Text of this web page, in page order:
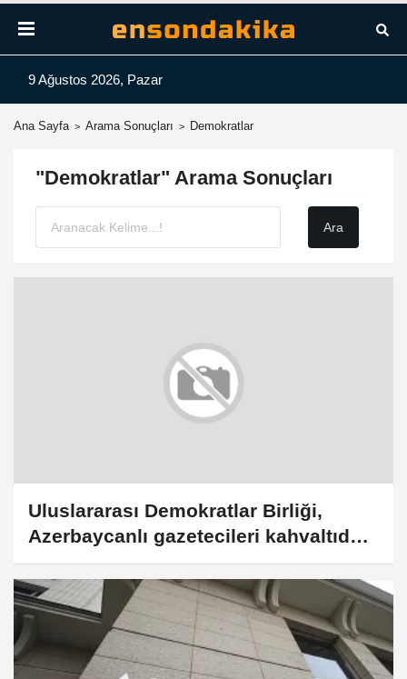
9 Ağustos 2026, Pazar
Ana Sayfa Arama Sonuçları Demokratlar
"Demokratlar" Arama Sonuçları
Uluslararası Demokratlar Birliği,
Azerbaycanlı gazetecileri kahvaltıda
buluşturdu